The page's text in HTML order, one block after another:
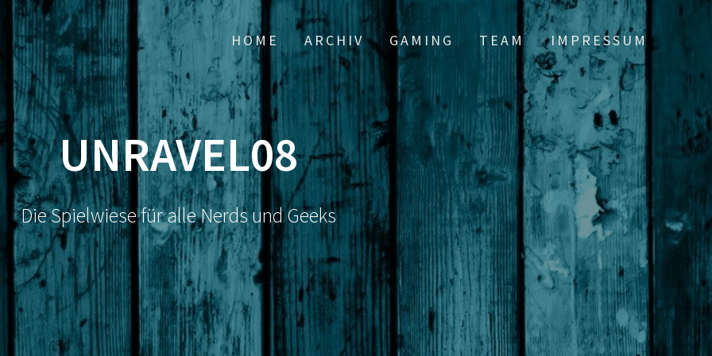
HOME ARCHIV GAMING TEAM IMPRESSUM
UNRAVEL08
Die Spielwiese für alle Nerds und Geeks